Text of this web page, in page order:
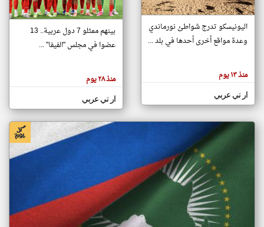
تغيير الدولة
اخبار جزر القمر على مدار الساعة
أهم اخبار جزر القمر العاجلة والمباشرة
هنا عن
وجهة
كاتبيها.
اليونيسكو تدرج شواطئ نورماندي
وعدة مواقع أخرى أحدها في بلد ...
منذ ١٣ يوم
ار تي عربي
بينهم ممثلو 7 دول عربية.. 13
عضوا في مجلس "الفيفا" ...
منذ ٢٨ يوم
ار تي عربي
klyoum.com